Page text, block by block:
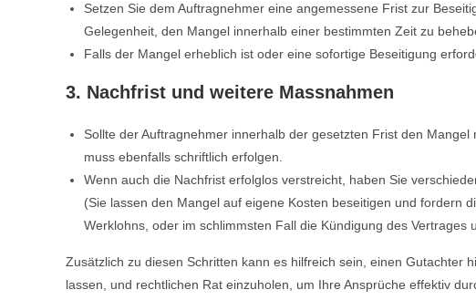
Setzen Sie dem Auftragnehmer eine angemessene Frist zur
Gelegenheit, den Mangel innerhalb einer bestimmten Zeit zu
Falls der Mangel erheblich ist oder eine sofortige Beseitigung
3. Nachfrist und weitere Massnahmen
Sollte der Auftragnehmer innerhalb der gesetzten Frist den
muss ebenfalls schriftlich erfolgen.
Wenn auch die Nachfrist erfolglos verstreicht, haben Sie
(Sie lassen den Mangel auf eigene Kosten beseitigen und fordern
Werklohns, oder im schlimmsten Fall die Kündigung des Vertrages
Zusätzlich zu diesen Schritten kann es hilfreich sein, einen Gutachter
lassen, und rechtlichen Rat einzuholen, um Ihre Ansprüche effektiv